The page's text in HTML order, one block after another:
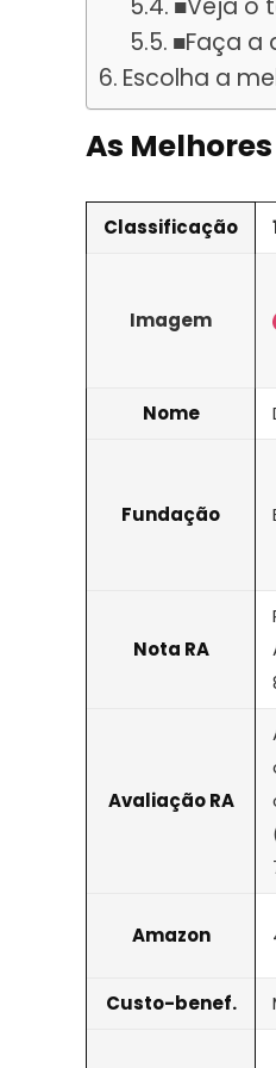
■Faça
Escolha a
As
Classificação
Imagem
Nome
Fundação
Nota RA
Avaliação RA
Amazon
Custo-benef.